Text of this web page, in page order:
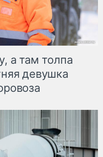
а там толпа
девушка